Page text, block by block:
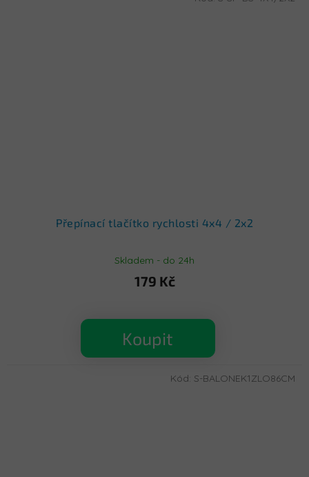
Přepínací tlačítko rychlosti 4x4 / 2x2
Skladem - do 24h
179 Kč
Koupit
Kód: S-BALONEK1ZLO86CM